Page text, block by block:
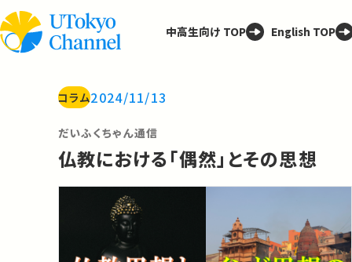
中高生向け TOP English TOP
コラム2024/11/13
だいふくちゃん通信
仏教における「偶然」とその思想